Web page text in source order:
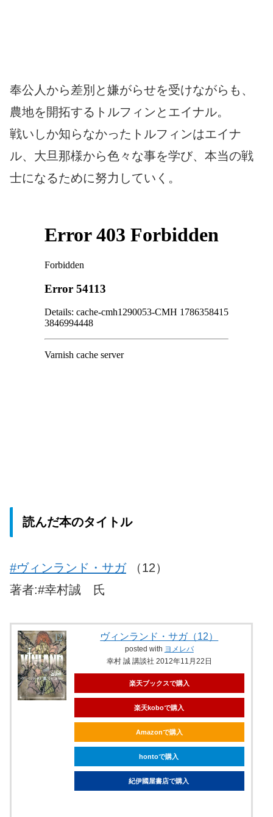
奉公人から差別と嫌がらせを受けながらも、
農地を開拓するトルフィンとエイナル。
戦いしか知らなかったトルフィンはエイナ
ル、大旦那様から色々な事を学び、本当の戦
士になるために努力していく。
読んだ本のタイトル
#ヴィンランド・サガ（12）
著者:#幸村誠 氏
ヴィンランド・サガ（12）
posted with ヨメレバ
幸村 誠 講談社 2012年11月22日
楽天ブックスで購入
楽天koboで購入
Amazonで購入
hontoで購入
紀伊國屋書店で購入